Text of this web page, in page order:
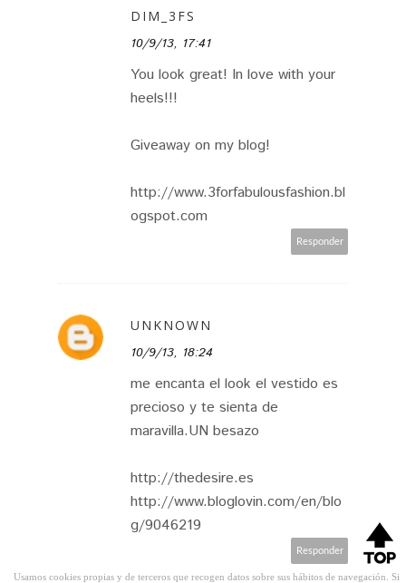
DIM_3FS
10/9/13, 17:41
You look great! In love with your
heels!!!
Giveaway on my blog!
http://www.3forfabulousfashion.bl
ogspot.com
Responder
UNKNOWN
10/9/13, 18:24
me encanta el look el vestido es
precioso y te sienta de
maravilla.UN besazo
http://thedesire.es
http://www.bloglovin.com/en/blo
g/9046219
Responder
Usamos cookies propias y de terceros que recogen datos sobre sus hábitos de navegación. Si